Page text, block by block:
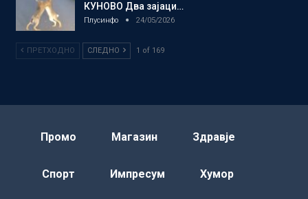
КУНОВО Два зајаци…
Плусинфо 24/05/2026
ПРЕТХОДНО СЛЕДНО 1 of 169
Промо Магазин Здравје
Спорт Импресум Хумор